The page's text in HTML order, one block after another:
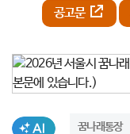
공고문
AI생성태그 꿈나래통장